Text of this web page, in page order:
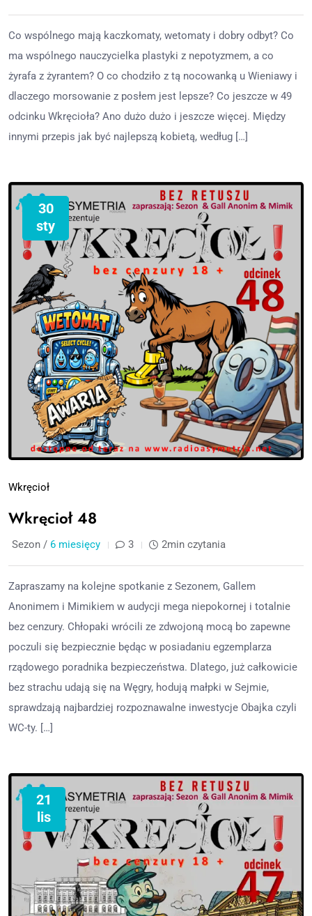
Co wspólnego mają kaczkomaty, wetomaty i dobry odbyt? Co
ma wspólnego nauczycielka plastyki z nepotyzmem, a co
żyrafa z żyrantem? O co chodziło z tą nocowanką u Wieniawy i
dlaczego morsowanie z posłem jest lepsze? Co jeszcze w 49
odcinku Wkręcioła? Ano dużo dużo i jeszcze więcej. Między
innymi przepis jak być najlepszą kobietą, według […]
30
sty
Wkręcioł
Wkręcioł 48
Sezon / 6 miesięcy 3 2min czytania
Zapraszamy na kolejne spotkanie z Sezonem, Gallem
Anonimem i Mimikiem w audycji mega niepokornej i totalnie
bez cenzury. Chłopaki wrócili ze zdwojoną mocą bo zapewne
poczuli się bezpiecznie będąc w posiadaniu egzemplarza
rządowego poradnika bezpieczeństwa. Dlatego, już całkowicie
bez strachu udają się na Węgry, hodują małpki w Sejmie,
sprawdzają najbardziej rozpoznawalne inwestycje Obajka czyli
WC-ty. […]
21
lis